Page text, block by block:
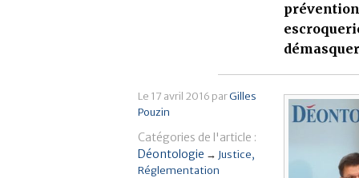
Pratique et OST
Le 17 avril 2016 parGilles
Pouzin
Catégories de l'article :
Déontologie → Justice
Réglementation